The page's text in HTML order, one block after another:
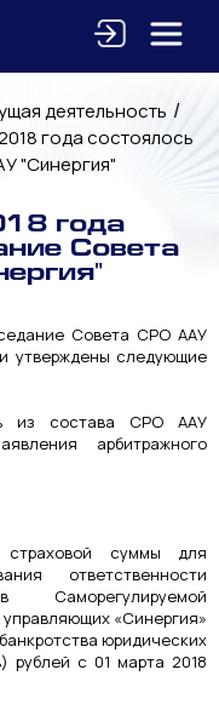
деятельность /
года состоялось
"Синергия"
года
Совета
Совета СРО ААУ
утверждены следующие
из состава СРО ААУ
арбитражного
страховой суммы для
ответственности
Саморегулируемой
«Синергия»
юридических
с 01 марта 2018